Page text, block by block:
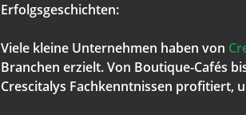
Erfolgsgeschichten:
Viele kleine Unternehmen haben von
Branchen erzielt. Von Boutique-Cafés
Crescitalys Fachkenntnissen profitiert,